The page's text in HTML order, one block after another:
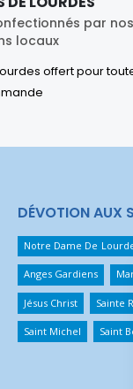
par nos
locaux
offert pour
DÉVOTION AUX
Notre Dame De
Anges Gardiens
Jésus Christ Sainte
Saint Michel Saint